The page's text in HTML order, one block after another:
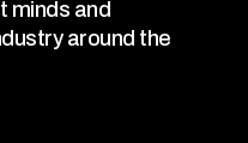
minds and
around the